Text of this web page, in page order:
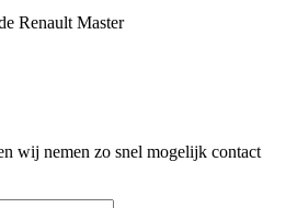
Renault Master
wij nemen zo snel mogelijk contact